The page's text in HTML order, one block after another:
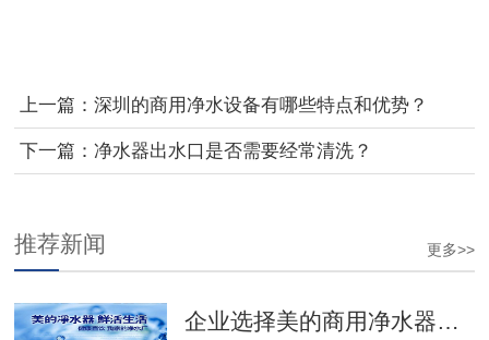
上一篇： 深圳的商用净水设备有哪些特点和优势？
下一篇： 净水器出水口是否需要经常清洗？
更多>>
推荐新闻
企业选择美的商用净水器的十大理由